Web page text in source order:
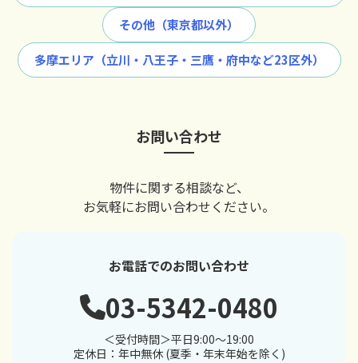
その他（東京都以外）
多摩エリア（立川・八王子・三鷹・府中など23区外）
お問い合わせ
物件に関する相談など、
お気軽にお問い合わせください。
お電話でのお問い合わせ
03-5342-0480
＜受付時間＞平日9:00～19:00
定休日：年中無休 (夏季・年末年始を除く)